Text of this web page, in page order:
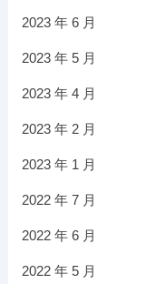
2023 年 6 月
2023 年 5 月
2023 年 4 月
2023 年 2 月
2023 年 1 月
2022 年 7 月
2022 年 6 月
2022 年 5 月